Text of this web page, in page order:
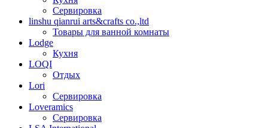
Сервировка
linshu qianrui arts&crafts co.,ltd
Товары для ванной комнаты
Lodge
Кухня
LOQI
Отдых
Lori
Сервировка
Loveramics
Сервировка